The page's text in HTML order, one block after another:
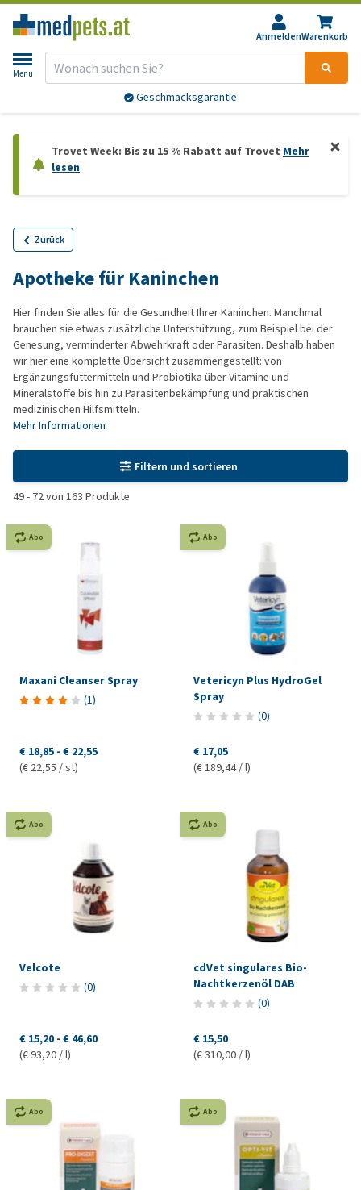
AnmeldenWarenkorb
Menu
Geschmacksgarantie
Trovet Week: Bis zu 15 % Rabatt auf Trovet Mehr
lesen
Zurück
Apotheke für Kaninchen
Hier finden Sie alles für die Gesundheit Ihrer Kaninchen. Manchmal
brauchen sie etwas zusätzliche Unterstützung, zum Beispiel bei der
Genesung, verminderter Abwehrkraft oder Parasiten. Deshalb haben
wir hier eine komplette Übersicht zusammengestellt: von
Ergänzungsfuttermitteln und Probiotika über Vitamine und
Mineralstoffe bis hin zu Parasitenbekämpfung und praktischen
medizinischen Hilfsmitteln.
Mehr Informationen
Filtern und sortieren
49- 72von 163 Produkte
Abo
Maxani Cleanser Spray
(1)
€ 18,85 - € 22,55
(€ 22,55 / st)
Abo
Vetericyn Plus HydroGel
Spray
(0)
€ 17,05
(€ 189,44 / l)
Abo
Velcote
(0)
€ 15,20 - € 46,60
(€ 93,20 / l)
Abo
cdVet singulares Bio-
Nachtkerzenöl DAB
(0)
€ 15,50
(€ 310,00 / l)
Abo Abo